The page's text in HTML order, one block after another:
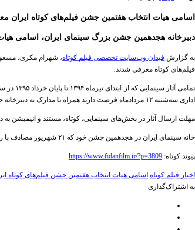
اسامی هیات انتخاب هفتمین جشن فیلم‌های کوتاه ایران
دبیرخانه هجدهمین جشن بزرگ سینمای ایران، اسامی
به گزارش فیدان وب‌سایت تخصصی فیلم کوتاه، شهرام مکری،
فیلم‌های کوتاه معرفی شدند.
اداری سه‌شنبه ۱۲ مردادماه فرصت دارند همراه با مدارک به دبیرخانه جشن خانه سینما مراجعه و آثار خود را برای انتخاب و داوری هجدهمین جشن بزرگ سینمای ایران به ثبت برسانند.
مهلت ارسال آثار در بخش‌های سینمایی، کوتاه، مستند و انیمیشن
خانه سینمای ایران در هجدهمین جشن خود که ۲۱ شهریور مصادف با روز ملی سینما برگزار می‌شود به شیوه‌ای نوین روی آورده است.
پیوند کوتاه: https://www.fidanfilm.ir/?p=3809
اخبار فیلم کوتاه اسامی هیات انتخاب هفتمین جشن فیلم‌های کوتاه
به اشتراک‌گذاری